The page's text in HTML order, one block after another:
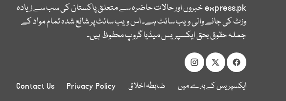
express.pkخبروں اور حالات حاضرہ سے متعلق پاکستان کی سب سے زیادہ
وزٹ کی جانے والی ویب سائٹ ہے۔ اس ویب سائٹ پر شائع شدہ تمام مواد کے
جملہ حقوق بحق ایکسپریس میڈیا گروپ محفوظ ہیں۔
ایکسپریس کے بارے میں ضابطہ اخلاق Privacy Policy
Contact Us